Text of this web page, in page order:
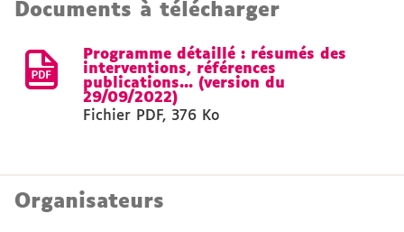
Documents à télécharger
Programme détaillé : résumés des
interventions, références
publications... (version du
29/09/2022)
Fichier PDF, 376 Ko
Organisateurs